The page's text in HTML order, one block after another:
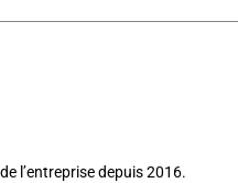
l’entreprise depuis 2016.